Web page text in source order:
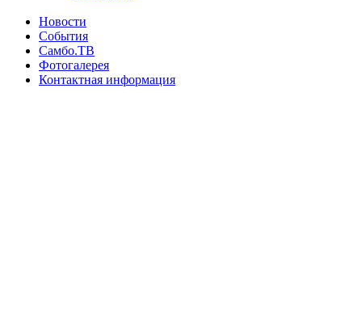
Новости
События
Самбо.ТВ
Фотогалерея
Контактная информация